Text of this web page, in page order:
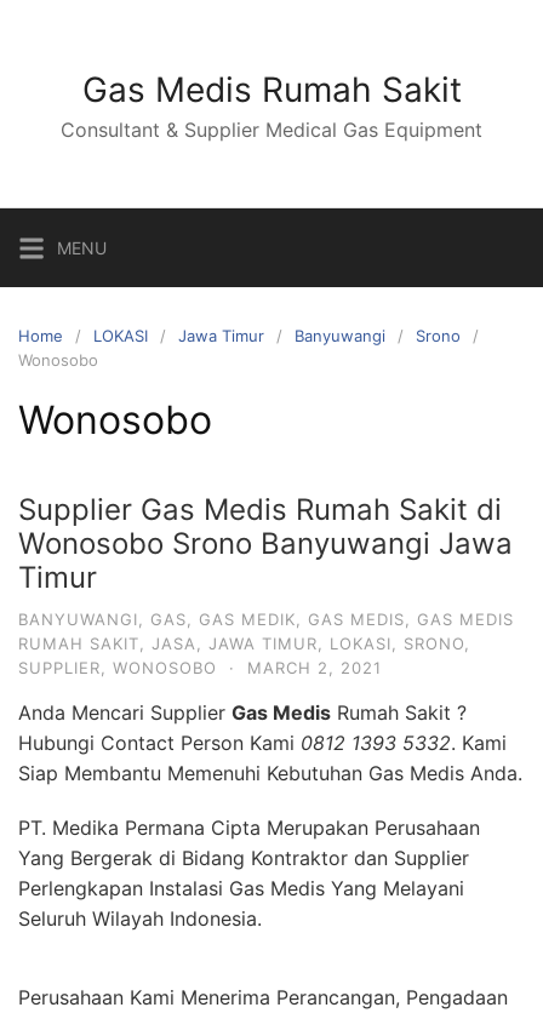
Gas Medis Rumah Sakit
Consultant & Supplier Medical Gas Equipment
MENU
Home LOKASI Jawa Timur Banyuwangi
Srono
Wonosobo
Wonosobo
Supplier Gas Medis Rumah Sakit di
Wonosobo Srono Banyuwangi Jawa
Timur
BANYUWANGI GAS GAS MEDIK GAS MEDIS
GAS MEDIS
RUMAH SAKIT
JASA JAWA TIMUR LOKASI SRONO
SUPPLIER
WONOSOBO · MARCH 2, 2021
Anda Mencari Supplier Gas Medis Rumah Sakit ?
Hubungi Contact Person Kami 0812 1393 5332. Kami
Siap Membantu Memenuhi Kebutuhan Gas Medis Anda.
PT. Medika Permana Cipta Merupakan Perusahaan
Yang Bergerak di Bidang Kontraktor dan Supplier
Perlengkapan Instalasi Gas Medis Yang Melayani
Seluruh Wilayah Indonesia.
Perusahaan Kami Menerima Perancangan, Pengadaan